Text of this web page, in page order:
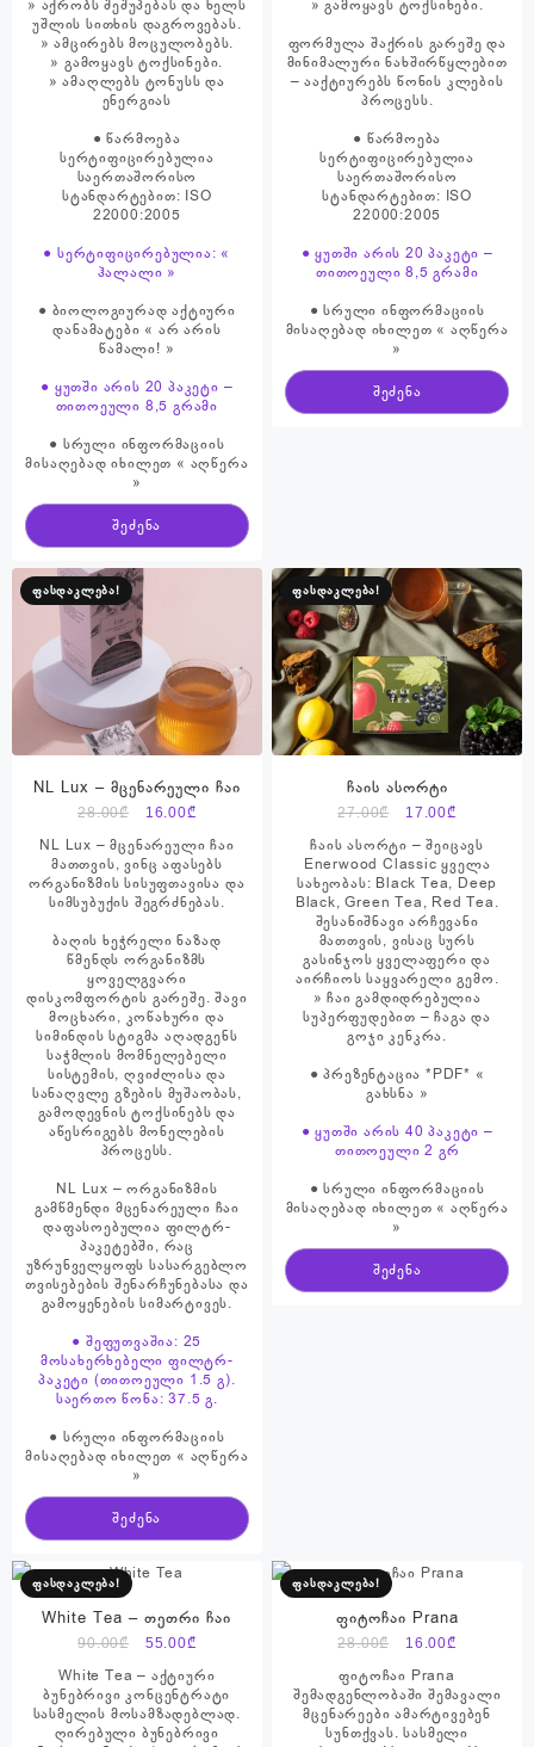
» აქრობს შეშუპებას და ხელს
უშლის სითხის დაგროვებას.
» ამცირებს მოცულობებს.
» გამოყავს ტოქსინები.
» ამაღლებს ტონუსს და
ენერგიას
● წარმოება
სერტიფიცირებულია
საერთაშორისო
სტანდარტებით: ISO
22000:2005
● სერტიფიცირებულია: «
ჰალალი »
● ბიოლოგიურად აქტიური
დანამატები « არ არის
წამალი! »
● ყუთში არის 20 პაკეტი –
თითოეული 8,5 გრამი
● სრული ინფორმაციის
მისაღებად იხილეთ « აღწერა
»
შეძენა
» გამოყავს ტოქსინები.
ფორმულა შაქრის გარეშე და
მინიმალური ნახშირწყლებით
– ააქტიურებს წონის კლების
პროცესს.
● წარმოება
სერტიფიცირებულია
საერთაშორისო
სტანდარტებით: ISO
22000:2005
● ყუთში არის 20 პაკეტი –
თითოეული 8,5 გრამი
● სრული ინფორმაციის
მისაღებად იხილეთ « აღწერა
»
შეძენა
ფასდაკლება!
NL Lux – მცენარეული ჩაი
28.00₾
Original
price
was:
28.00₾.
16.00₾Current
price
is:
16.00₾.
NL Lux – მცენარეული ჩაი
მათთვის, ვინც აფასებს
ორგანიზმის სისუფთავისა და
სიმსუბუქის შეგრძნებას.
ბაღის ხეჭრელი ნაზად
წმენდს ორგანიზმს
ყოველგვარი
დისკომფორტის გარეშე. შავი
მოცხარი, კოწახური და
სიმინდის სტიგმა აღადგენს
საჭმლის მომნელებელი
სისტემის, ღვიძლისა და
სანაღვლე გზების მუშაობას,
გამოდევნის ტოქსინებს და
აწესრიგებს მონელების
პროცესს.
NL Lux – ორგანიზმის
გამწმენდი მცენარეული ჩაი
დაფასოებულია ფილტრ-
პაკეტებში, რაც
უზრუნველყოფს სასარგებლო
თვისებების შენარჩუნებასა და
გამოყენების სიმარტივეს.
● შეფუთვაშია: 25
მოსახერხებელი ფილტრ-
პაკეტი (თითოეული 1.5 გ).
საერთო წონა: 37.5 გ.
● სრული ინფორმაციის
მისაღებად იხილეთ « აღწერა
»
შეძენა
ფასდაკლება!
ჩაის ასორტი
27.00₾
Original
price
was:
27.00₾.
17.00₾Current
price
is:
17.00₾.
ჩაის ასორტი – შეიცავს
Enerwood Classic ყველა
სახეობას: Black Tea, Deep
Black, Green Tea, Red Tea.
შესანიშნავი არჩევანი
მათთვის, ვისაც სურს
გასინჯოს ყველაფერი და
აირჩიოს საყვარელი გემო.
» ჩაი გამდიდრებულია
სუპერფუდებით – ჩაგა და
გოჯი კენკრა.
● პრეზენტაცია *PDF* «
გახსნა »
● ყუთში არის 40 პაკეტი –
თითოეული 2 გრ
● სრული ინფორმაციის
მისაღებად იხილეთ « აღწერა
»
შეძენა
ფასდაკლება!
White Tea – თეთრი ჩაი
90.00₾
Original
price
was:
90.00₾.
55.00₾Current
price
is:
55.00₾.
White Tea – აქტიური
ბუნებრივი კონცენტრატი
სასმელის მოსამზადებლად.
ღირებული ბუნებრივი
ფასდაკლება!
ფიტოჩაი Prana
28.00₾
Original
price
was:
28.00₾.
16.00₾Current
is:
16.00₾.
ფიტოჩაი Prana
შემადგენლობაში შემავალი
მცენარეები ამარტივებენ
სუნთქვას. სასმელი